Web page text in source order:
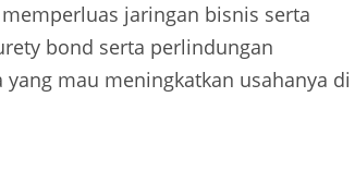
jaringan bisnis serta
bond serta perlindungan
mau meningkatkan usahanya di